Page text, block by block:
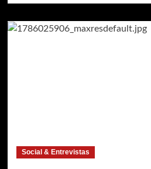
Social & Entrevistas